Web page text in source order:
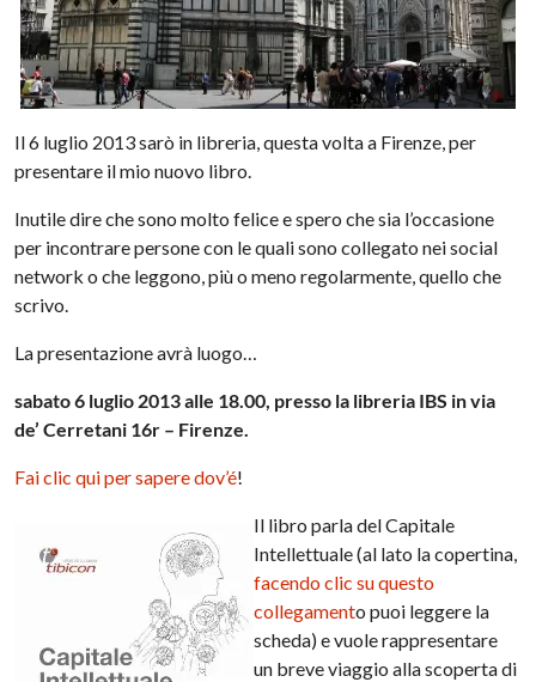
Il 6 luglio 2013 sarò in libreria, questa volta a Firenze, per
presentare il mio nuovo libro.
Inutile dire che sono molto felice e spero che sia l’occasione
per incontrare persone con le quali sono collegato nei social
network o che leggono, più o meno regolarmente, quello che
scrivo.
La presentazione avrà luogo…
sabato 6 luglio 2013 alle 18.00, presso la libreria IBS in via
de’ Cerretani 16r – Firenze.
Fai clic quiper sapere dov’é!
Il libro parla del Capitale
Intellettuale (al lato la copertina,
facendo clic su questo
collegamento puoi leggere la
scheda) e vuole rappresentare
un breve viaggio alla scoperta di